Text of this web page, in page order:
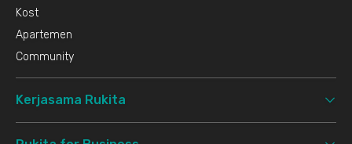
Kost
Apartemen
Community
Kerjasama Rukita